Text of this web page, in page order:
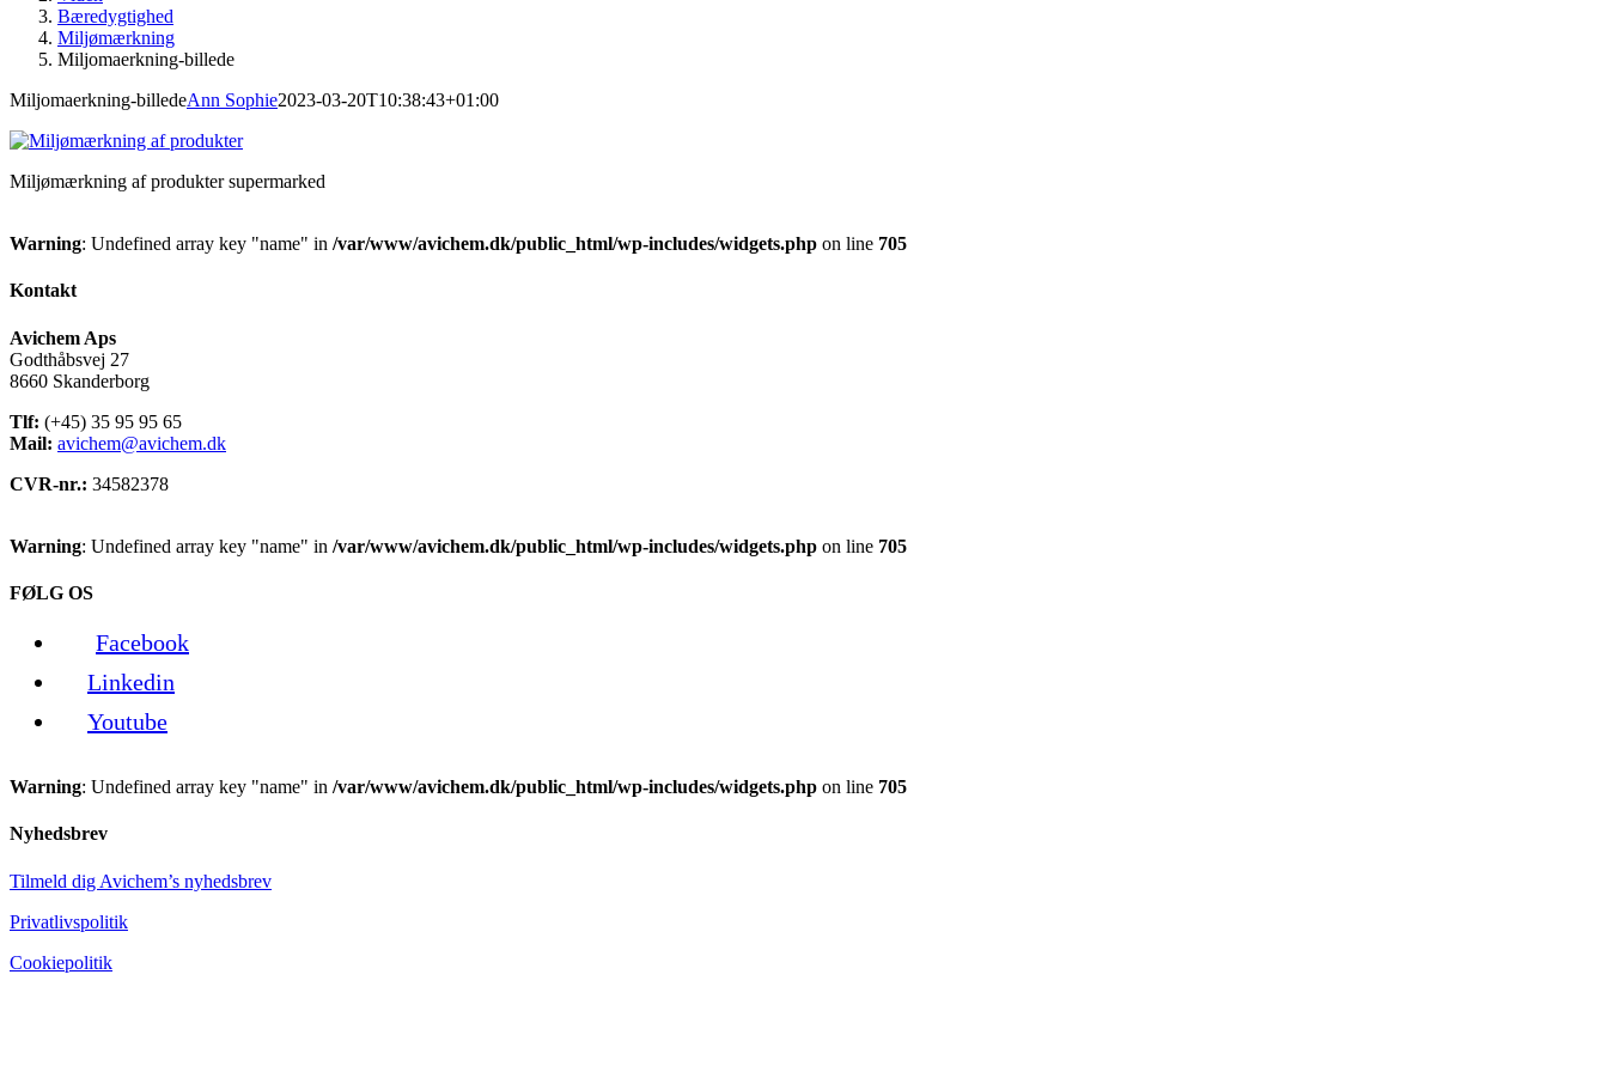
Bæredygtighed
Miljømærkning
Miljomaerkning-billede
Miljomaerkning-billedeAnn Sophie2023-03-20T10:38:43+01:00
Miljømærkning af produkter supermarked
Warning: Undefined array key "name" in /var/www/avichem.dk/public_html/wp-includes/widgets.php on line 705
Kontakt
Avichem Aps
Godthåbsvej 27
8660 Skanderborg
Tlf: (+45) 35 95 95 65
Mail: avichem@avichem.dk
CVR-nr.: 34582378
Warning: Undefined array key "name" in /var/www/avichem.dk/public_html/wp-includes/widgets.php on line 705
FØLG OS
Facebook
Linkedin
Youtube
Warning: Undefined array key "name" in /var/www/avichem.dk/public_html/wp-includes/widgets.php on line 705
Nyhedsbrev
Tilmeld dig Avichem’s nyhedsbrev
Privatlivspolitik
Cookiepolitik